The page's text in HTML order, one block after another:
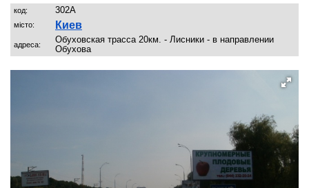
код: 302A
місто: Киев
адреса:
Обуховская трасса 20км. - Лисники - в направлении
Обухова